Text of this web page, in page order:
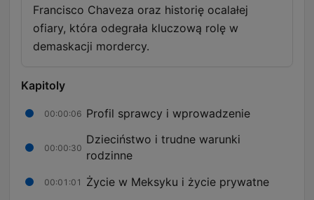
Francisco Chaveza oraz historię ocalałej
ofiary, która odegrała kluczową rolę w
demaskacji mordercy.
Kapitoly
00:00:06 Profil sprawcy i wprowadzenie
00:00:30
Dzieciństwo i trudne warunki
rodzinne
00:01:01 Życie w Meksyku i życie prywatne